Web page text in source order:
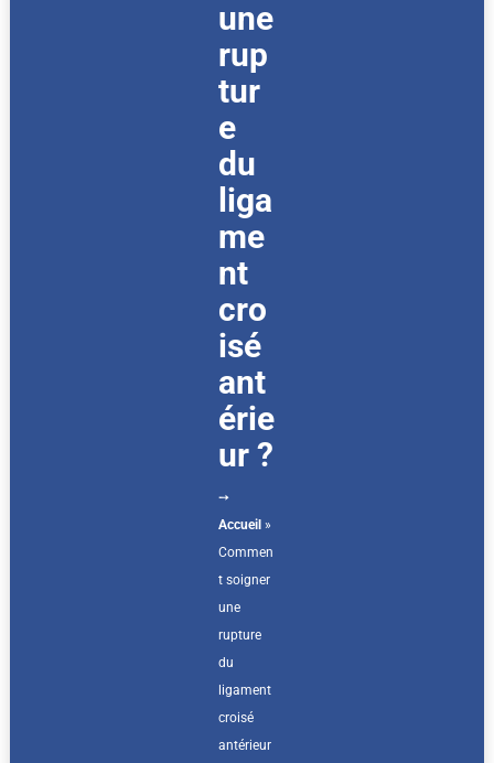
une
rup
tur
e
du
liga
me
nt
cro
isé
ant
érie
ur ?
➙
Accueil »
Commen
t soigner
une
rupture
du
ligament
croisé
antérieur